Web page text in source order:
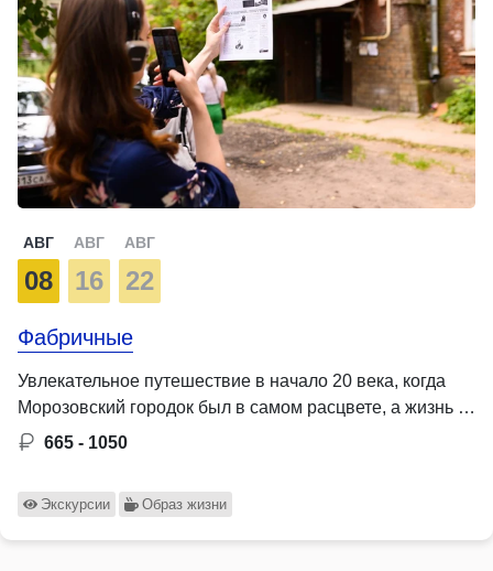
АВГ
08
АВГ
16
АВГ
22
Фабричные
Увлекательное путешествие в начало 20 века, когда
Морозовский городок был в самом расцвете, а жизнь …
665 - 1050
Экскурсии Образ жизни